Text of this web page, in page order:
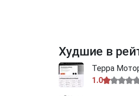
Худшие в
Терра
1.0